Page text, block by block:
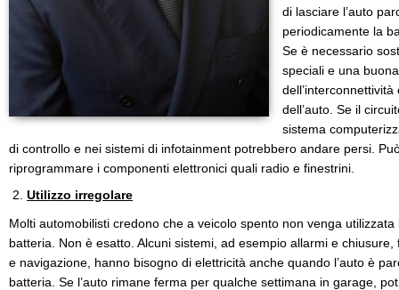
di lasciare l’auto
periodicamente la
Se è necessario
speciali e una
dell’auto. Se il
sistema
di controllo e nei sistemi di infotainment potrebbero andare persi.
riprogrammare i componenti elettronici quali radio e finestrini.
Utilizzo irregolare
Molti automobilisti credono che a veicolo spento non venga
batteria. Non è esatto. Alcuni sistemi, ad esempio allarmi e
e navigazione, hanno bisogno di elettricità anche quando l’auto è
batteria. Se l’auto rimane ferma per qualche settimana in garage,